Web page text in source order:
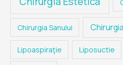
Chirurgia Sanului
Lipoaspiraţie Liposuctie